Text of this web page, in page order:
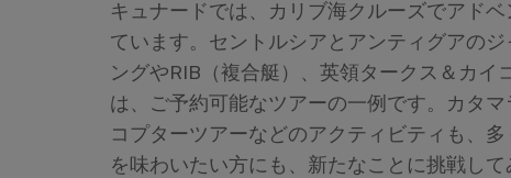
キュナードでは、カリブ海クルーズでアド
ています。セントルシアとアンティグアの
ングやRIB（複合艇）、英領タークス＆カ
は、ご予約可能なツアーの一例です。カタ
コプターツアーなどのアクティビティも、
を味わいたい方にも、新たなことに挑戦し